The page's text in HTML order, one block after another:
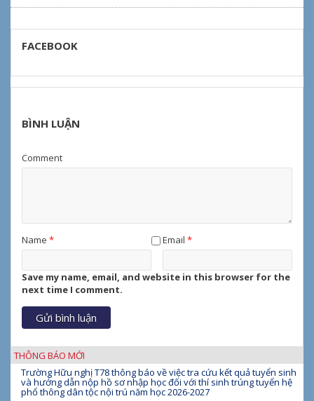
FACEBOOK
BÌNH LUẬN
Comment
Name * Email *
Save my name, email, and website in this browser for the
next time I comment.
THÔNG BÁO MỚI
Trường Hữu nghị T78 thông báo về việc tra cứu kết quả tuyển sinh
và hướng dẫn nộp hồ sơ nhập học đối với thí sinh trúng tuyển hệ
phổ thông dân tộc nội trú năm học 2026-2027